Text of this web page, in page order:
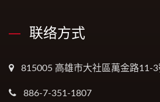
联络方式
815005 高雄市大社區萬金路11-3
886-7-351-1807